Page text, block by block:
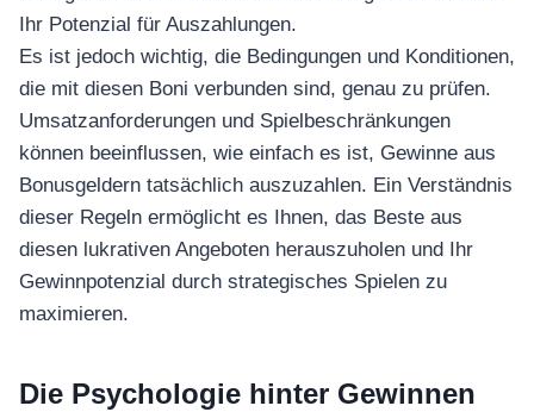
Ihr Potenzial für Auszahlungen.
Es ist jedoch wichtig, die Bedingungen und Konditionen,
die mit diesen Boni verbunden sind, genau zu prüfen.
Umsatzanforderungen und Spielbeschränkungen
können beeinflussen, wie einfach es ist, Gewinne aus
Bonusgeldern tatsächlich auszuzahlen. Ein Verständnis
dieser Regeln ermöglicht es Ihnen, das Beste aus
diesen lukrativen Angeboten herauszuholen und Ihr
Gewinnpotenzial durch strategisches Spielen zu
maximieren.
Die Psychologie hinter Gewinnen